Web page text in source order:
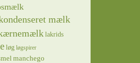
mælk
lakrids
løg løgspirer
manchego